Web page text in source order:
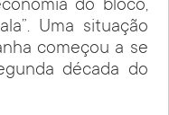
do bloco,
Uma situação
começou a se
década do